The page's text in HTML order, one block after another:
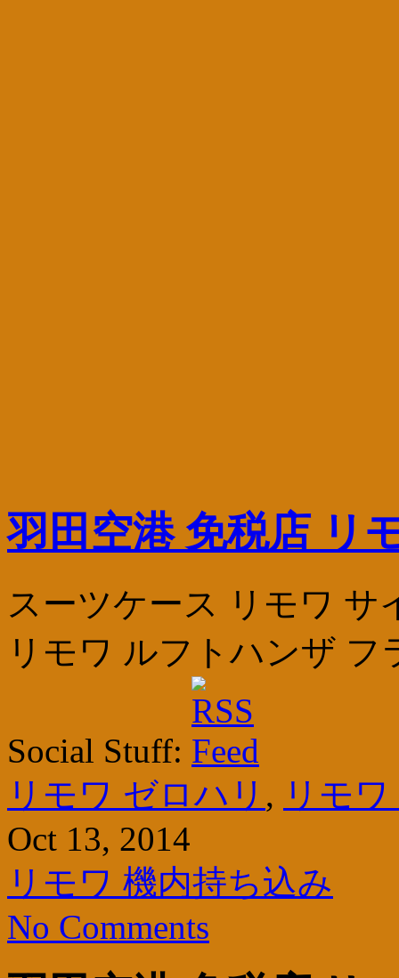
羽田空港 免税店 リ
スーツケース リモワ サ
リモワ ルフトハンザ
Social Stuff:
リモワ ゼロハリ , リモ
Oct 13, 2014
リモワ 機内持ち込み
No Comments